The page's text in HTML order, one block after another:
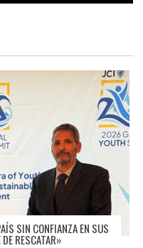
SIN CONFIANZA EN SUS
RESCATAR»